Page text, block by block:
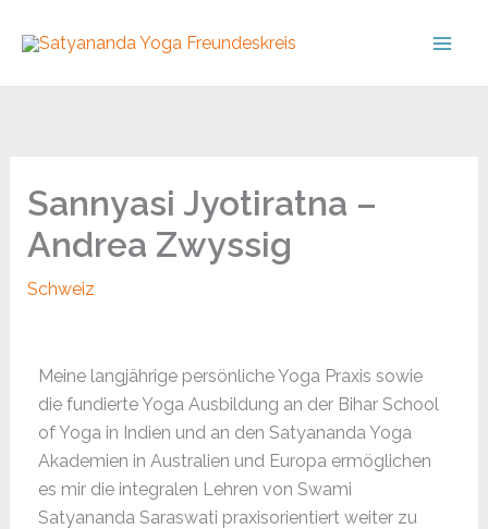
Sannyasi Jyotiratna –
Andrea Zwyssig
Schweiz
Meine langjährige persönliche Yoga Praxis sowie
die fundierte Yoga Ausbildung an der Bihar School
of Yoga in Indien und an den Satyananda Yoga
Akademien in Australien und Europa ermöglichen
es mir die integralen Lehren von Swami
Satyananda Saraswati praxisorientiert weiter zu